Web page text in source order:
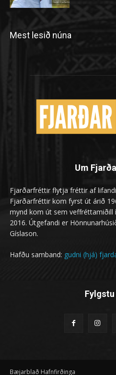
Mest lesið núna
Um
Fjarðarfréttir flytja fréttir af
Fjarðarfréttir kom fyrst út árið
mynd kom út sem veffréttamiðill
2016. Útgefandi er
Gíslason.
Hafðu samband: gudni (hjá)
Bæjarblað Hafnfirðinga